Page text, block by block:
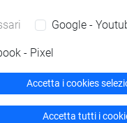
autogestite
Google -
- Pixel
Accetta i cookies
Accetta tutti i